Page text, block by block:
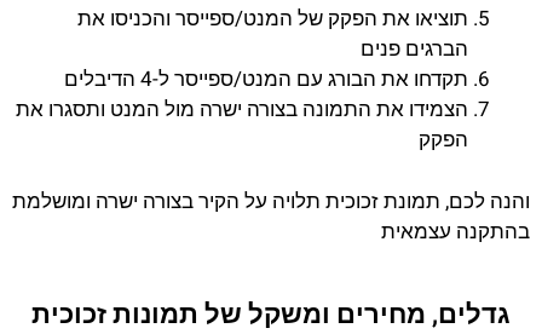
תוציאו את הפקק של המנט/ספייסר והכניסו את
הברגים פנים
תקדחו את הבורג עם המנט/ספייסר ל-4 הדיבלים
הצמידו את התמונה בצורה ישרה מול המנט ותסגרו את
הפקק
והנה לכם, תמונת זכוכית תלויה על הקיר בצורה ישרה ומושלמת
בהתקנה עצמאית
גדלים, מחירים ומשקל של תמונות זכוכית